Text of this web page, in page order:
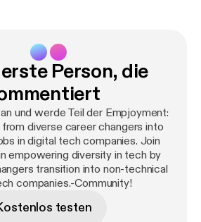
Person, die
und werde Teil der Empjoyment:
diverse career changers into
in digital tech companies. Join
empowering diversity in tech by
transition into non-technical
companies.-Community!
testen